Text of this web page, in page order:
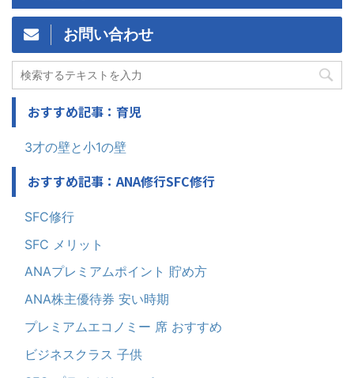
お問い合わせ
おすすめ記事：育児
3才の壁と小1の壁
おすすめ記事：ANA修行SFC修行
SFC修行
SFC メリット
ANAプレミアムポイント 貯め方
ANA株主優待券 安い時期
プレミアムエコノミー 席 おすすめ
ビジネスクラス 子供